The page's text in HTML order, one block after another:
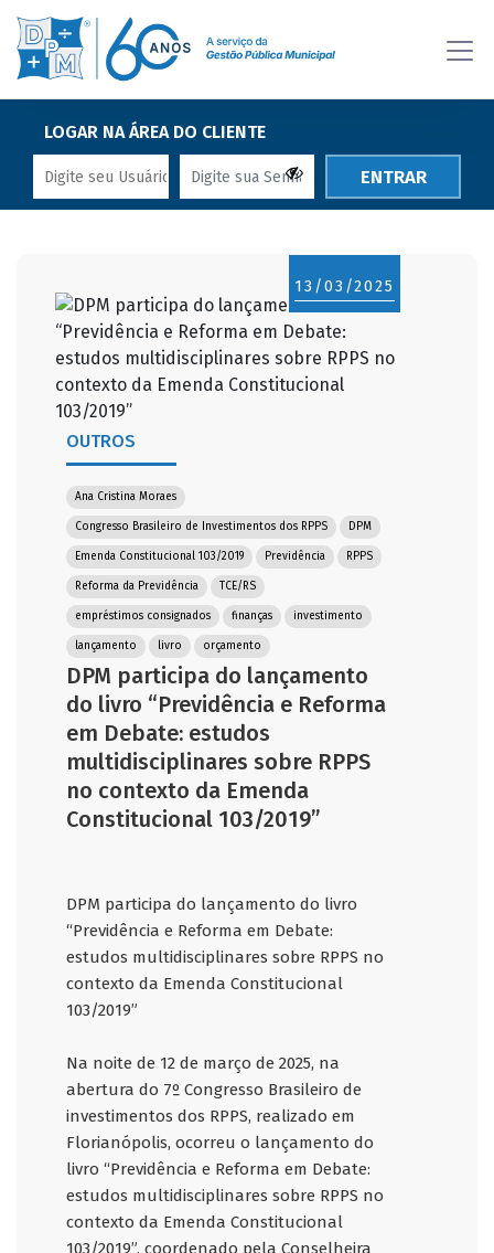
LOGAR NA ÁREA DO CLIENTE
ENTRAR
13/03/2025
OUTROS
Ana Cristina Moraes
Congresso Brasileiro de Investimentos dos RPPS DPM
Emenda Constitucional 103/2019 Previdência RPPS
Reforma da Previdência TCE/RS
empréstimos consignados finanças investimento
lançamento livro orçamento
DPM participa do lançamento
do livro “Previdência e Reforma
em Debate: estudos
multidisciplinares sobre RPPS
no contexto da Emenda
Constitucional 103/2019”
DPM participa do lançamento do livro
“Previdência e Reforma em Debate:
estudos multidisciplinares sobre RPPS no
contexto da Emenda Constitucional
103/2019”
Na noite de 12 de março de 2025, na
abertura do 7º Congresso Brasileiro de
investimentos dos RPPS, realizado em
Florianópolis, ocorreu o lançamento do
livro “Previdência e Reforma em Debate:
estudos multidisciplinares sobre RPPS no
contexto da Emenda Constitucional
103/2019”, coordenado pela Conselheira